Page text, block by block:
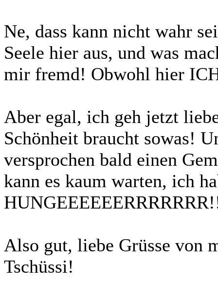
Ne, dass kann nicht wahr
Seele hier aus, und was
mir fremd! Obwohl hier
Aber egal, ich geh jetzt
Schönheit braucht sowas!
versprochen bald einen
kann es kaum warten, ich
Also gut, liebe Grüsse von
Tschüssi!